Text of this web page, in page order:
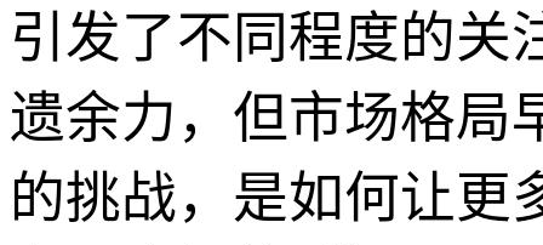
引发了不同程度的关
遗余力，但市场格局
的挑战，是如何让更